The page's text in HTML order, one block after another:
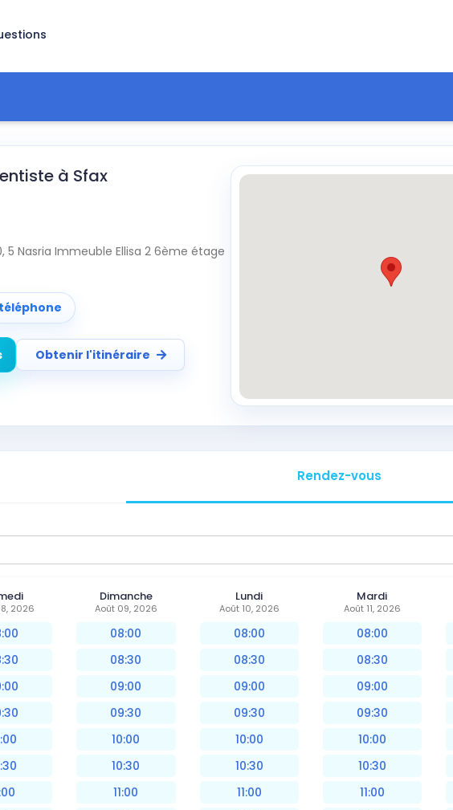
à Sfax
5 Nasria Immeuble Ellisa 2 6ème étage
Obtenir l'itinéraire
Rendez-vous
2026
Dimanche
Août 09, 2026
08:00
08:30
09:00
09:30
10:00
10:30
11:00
Lundi
Août 10, 2026
08:00
08:30
09:00
09:30
10:00
10:30
11:00
Mardi
Août 11, 2026
08:00
08:30
09:00
09:30
10:00
10:30
11:00